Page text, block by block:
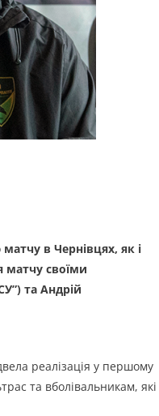
в Чернівцях, як і
матчу своїми
та Андрій
реалізація у першому
та вболівальникам, які